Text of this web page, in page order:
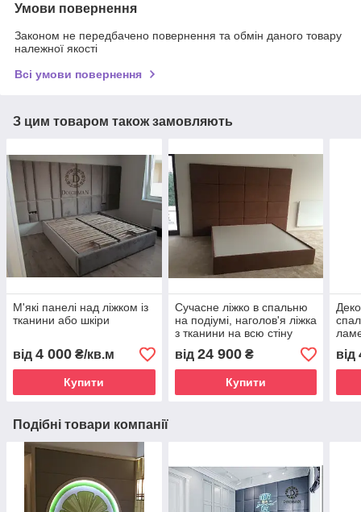
Умови повернення
Законом не передбачено повернення та обмін даного товару
належної якості
Всі умови повернення
З цим товаром також замовляють
М'які панелі над ліжком із
тканини або шкіри
від 4 000 ₴/кв.м
Купити
Сучасне ліжко в спальню
на подіумі, наголов'я ліжка
з тканини на всю стіну
від 24 900₴
Купити
від
Подібні товари компанії